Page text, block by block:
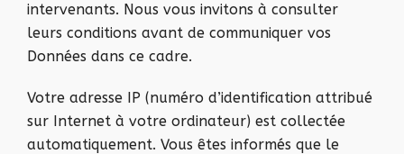
intervenants. Nous vous invitons à consulter
leurs conditions avant de communiquer vos
Données dans ce cadre.
Votre adresse IP (numéro d’identification attribué
sur Internet à votre ordinateur) est collectée
automatiquement. Vous êtes informés que le